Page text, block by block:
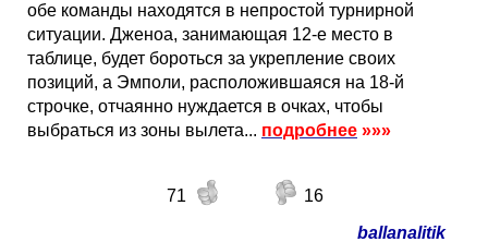
обе команды находятся в непростой турнирной
ситуации. Дженоа, занимающая 12-е место в
таблице, будет бороться за укрепление своих
позиций, а Эмполи, расположившаяся на 18-й
строчке, отчаянно нуждается в очках, чтобы
выбраться из зоны вылета... подробнее »»»
71
16
ballanalitik